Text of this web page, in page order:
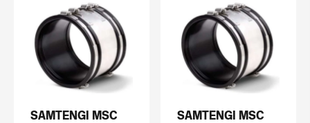
SAMTENGI MSC
SAMTENGI MSC